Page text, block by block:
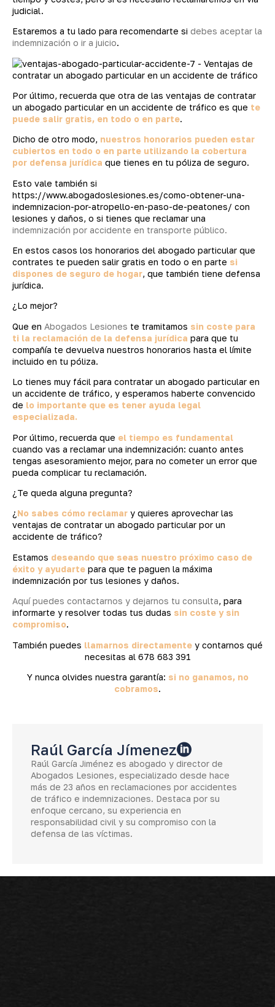
judicial.
Estaremos a tu lado para recomendarte si debes aceptar la
indemnización o ir a juicio.
Por último, recuerda que otra de las ventajas de contratar
un abogado particular en un accidente de tráfico es que te
puede salir gratis, en todo o en parte.
Dicho de otro modo, nuestros honorarios pueden estar
cubiertos en todo o en parte utilizando la cobertura
por defensa jurídica que tienes en tu póliza de seguro.
Esto vale también si
https://www.abogadoslesiones.es/como-obtener-una-
indemnizacion-por-atropello-en-paso-de-peatones/ con
lesiones y daños, o si tienes que reclamar una
indemnización por accidente en transporte público.
En estos casos los honorarios del abogado particular que
contrates te pueden salir gratis en todo o en parte si
dispones de seguro de hogar, que también tiene defensa
jurídica.
¿Lo mejor?
Que en Abogados Lesiones te tramitamos sin coste para
ti la reclamación de la defensa jurídica para que tu
compañía te devuelva nuestros honorarios hasta el límite
incluido en tu póliza.
Lo tienes muy fácil para contratar un abogado particular en
un accidente de tráfico, y esperamos haberte convencido
de lo importante que es tener ayuda legal
especializada.
Por último, recuerda que el tiempo es fundamental
cuando vas a reclamar una indemnización: cuanto antes
tengas asesoramiento mejor, para no cometer un error que
pueda complicar tu reclamación.
¿Te queda alguna pregunta?
¿ No sabes cómo reclamar y quieres aprovechar las
ventajas de contratar un abogado particular por un
accidente de tráfico?
Estamos deseando que seas nuestro próximo caso de
éxito y ayudarte para que te paguen la máxima
indemnización por tus lesiones y daños.
Aquí puedes contactarnos y dejarnos tu consulta, para
informarte y resolver todas tus dudas sin coste y sin
compromiso.
También puedes llamarnos directamente y contarnos qué
necesitas al 678 683 391
Y nunca olvides nuestra garantía: si no ganamos, no
cobramos.
Raúl García Jímenez
Raúl García Jiménez es abogado y director de
Abogados Lesiones, especializado desde hace
más de 23 años en reclamaciones por accidentes
de tráfico e indemnizaciones. Destaca por su
enfoque cercano, su experiencia en
responsabilidad civil y su compromiso con la
defensa de las víctimas.